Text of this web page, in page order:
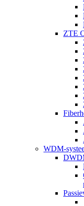
ZTE
WDM-